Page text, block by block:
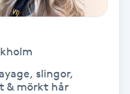
slingor,
& mörkt hår